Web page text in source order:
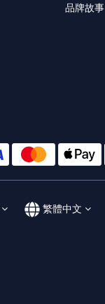
品牌故事
繁體中文